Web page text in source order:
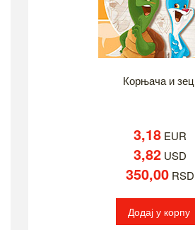
Корњача и зец
3,18 EUR
3,82 USD
350,00 RSD
Додај у корпу